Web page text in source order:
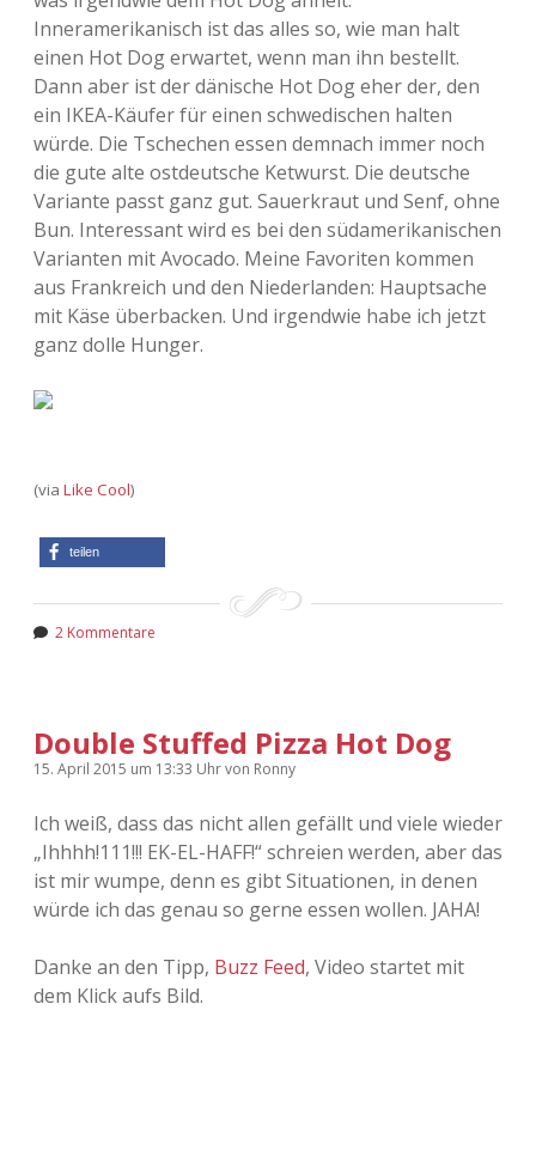
Inneramerikanisch ist das alles so, wie man halt
einen Hot Dog erwartet, wenn man ihn bestellt.
Dann aber ist der dänische Hot Dog eher der, den
ein IKEA-Käufer für einen schwedischen halten
würde. Die Tschechen essen demnach immer noch
die gute alte ostdeutsche Ketwurst. Die deutsche
Variante passt ganz gut. Sauerkraut und Senf, ohne
Bun. Interessant wird es bei den südamerikanischen
Varianten mit Avocado. Meine Favoriten kommen
aus Frankreich und den Niederlanden: Hauptsache
mit Käse überbacken. Und irgendwie habe ich jetzt
ganz dolle Hunger.
(via Like Cool)
teilen
2 Kommentare
Double Stuffed Pizza Hot Dog
15. April 2015 um 13:33 Uhrvon Ronny
Ich weiß, dass das nicht allen gefällt und viele wieder
„Ihhhh!111!!! EK-EL-HAFF!“ schreien werden, aber das
ist mir wumpe, denn es gibt Situationen, in denen
würde ich das genau so gerne essen wollen. JAHA!
Danke an den Tipp, Buzz Feed, Video startet mit
dem Klick aufs Bild.